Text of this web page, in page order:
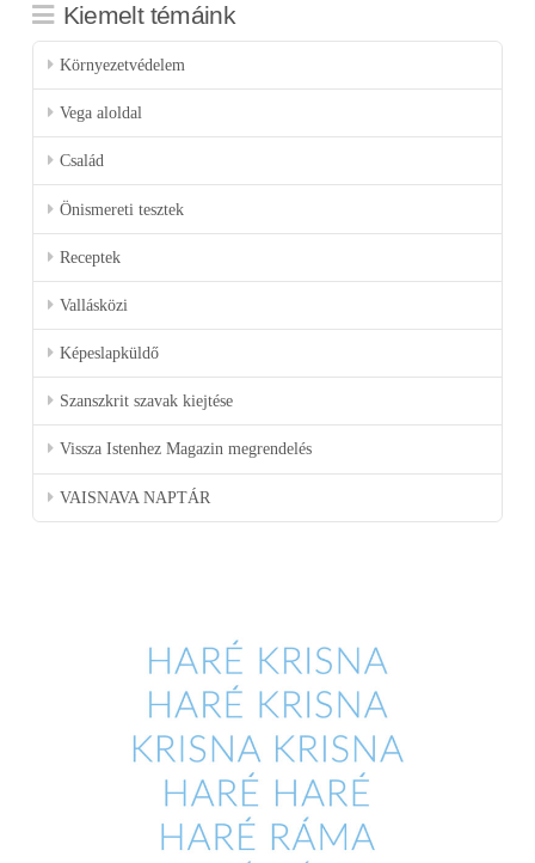
Kiemelt témáink
Környezetvédelem
Vega aloldal
Család
Önismereti tesztek
Receptek
Vallásközi
Képeslapküldő
Szanszkrit szavak kiejtése
Vissza Istenhez Magazin megrendelés
VAISNAVA NAPTÁR